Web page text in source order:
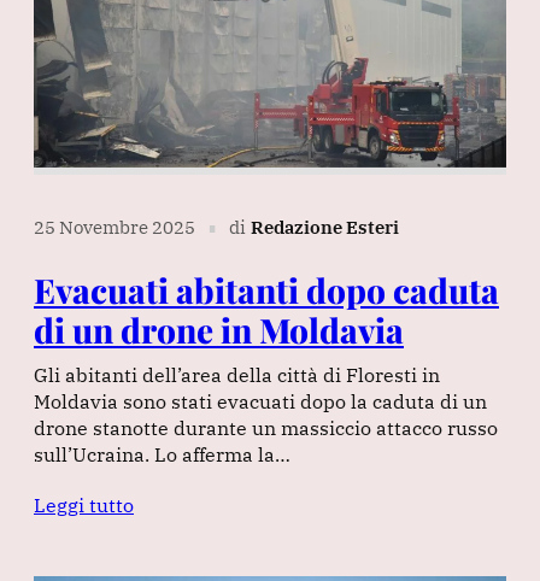
25 Novembre 2025 ∎ di Redazione Esteri
Evacuati abitanti dopo caduta
di un drone in Moldavia
Gli abitanti dell’area della città di Floresti in
Moldavia sono stati evacuati dopo la caduta di un
drone stanotte durante un massiccio attacco russo
sull’Ucraina. Lo afferma la…
Leggi tutto